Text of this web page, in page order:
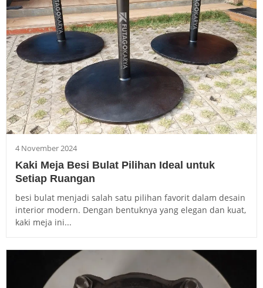
4 November 2024
Kaki Meja Besi Bulat Pilihan Ideal untuk
Setiap Ruangan
besi bulat menjadi salah satu pilihan favorit dalam desain
interior modern. Dengan bentuknya yang elegan dan kuat,
kaki meja ini...